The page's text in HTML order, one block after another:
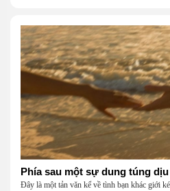
Phía sau một sự dung túng
Đây là một tản văn kể về tình bạn khác giới